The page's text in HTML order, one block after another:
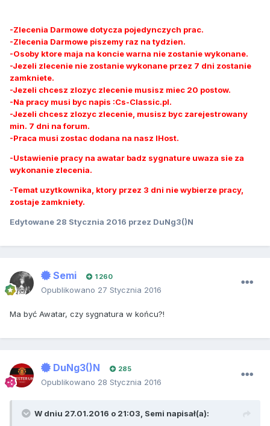
-Zlecenia Darmowe dotycza pojedynczych prac.
-Zlecenia Darmowe piszemy raz na tydzien.
-Osoby ktore maja na koncie warna nie zostanie wykonane.
-Jezeli zlecenie nie zostanie wykonane przez 7 dni zostanie
zamkniete.
-Jezeli chcesz zlozyc zlecenie musisz miec 20 postow.
-Na pracy musi byc napis :Cs-Classic.pl.
-Jezeli chcesz zlozyc zlecenie, musisz byc zarejestrowany
min. 7 dni na forum.
-Praca musi zostac dodana na nasz IHost.
-Ustawienie pracy na awatar badz sygnature uwaza sie za
wykonanie zlecenia.
-Temat uzytkownika, ktory przez 3 dni nie wybierze pracy,
zostaje zamkniety.
Edytowane 28 Stycznia 2016 przez DuNg3()N
Semi 1 260
Opublikowano 27 Stycznia 2016
Ma być Awatar, czy sygnatura w końcu?!
DuNg3()N 285
Opublikowano 28 Stycznia 2016
W dniu 27.01.2016 o 21:03, Semi napisał(a):